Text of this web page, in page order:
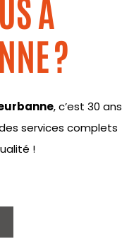
À
?
, c’est 30 ans
services complets
!